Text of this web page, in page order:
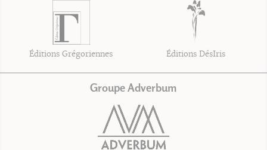
Éditions Grégoriennes Éditions DésIris
Groupe Adverbum